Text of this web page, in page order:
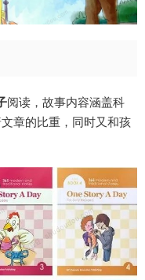
阅读，故事内容涵盖科
章的比重，同时又和孩